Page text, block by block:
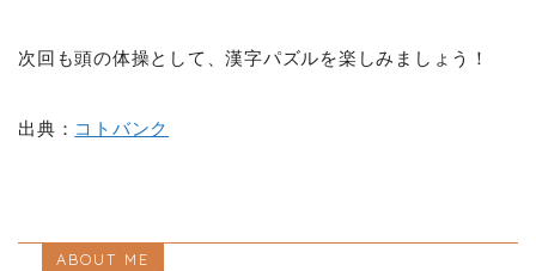
次回も頭の体操として、漢字パズルを楽しみましょう！
出典： コトバンク
ABOUT ME